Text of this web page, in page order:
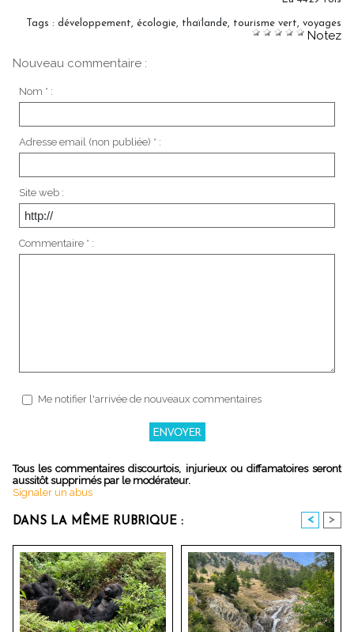
Tags : développement, écologie, thaïlande, tourisme vert, voyages
Notez
Nouveau commentaire :
Nom * :
Adresse email (non publiée) * :
Site web :
Commentaire * :
Me notifier l'arrivée de nouveaux commentaires
Tous les commentaires discourtois, injurieux ou diffamatoires seront
aussitôt supprimés par le modérateur.
Signaler un abus
DANS LA MÊME RUBRIQUE : < >